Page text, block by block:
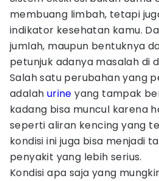
membuang limbah, tetapi
indikator kesehatan kamu.
jumlah, maupun bentuknya
petunjuk adanya masalah di
Salah satu perubahan yang
adalah urine yang tampak
kadang bisa muncul karena
seperti aliran kencing yang
kondisi ini juga bisa menjadi
penyakit yang lebih serius.
Kondisi apa saja yang